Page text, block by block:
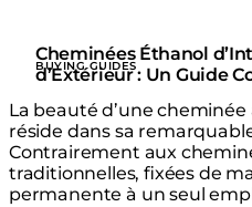
Cheminées Éthanol
d’Extérieur : Un Guide
BUYING GUIDES
La beauté d’une
réside dans sa
Contrairement aux
traditionnelles, fixées de
permanente à un seul